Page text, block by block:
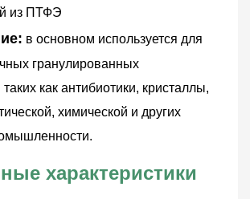
из ПТФЭ
в основном используется для
гранулированных
как антибиотики, кристаллы,
химической и других
характеристики